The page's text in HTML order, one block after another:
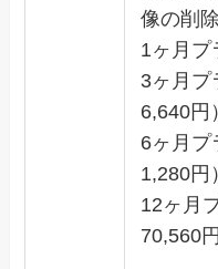
像の削除
1ヶ月プ
3ヶ月プ
6,640円）
6ヶ月プ
1,280円）
12ヶ月
70,560円